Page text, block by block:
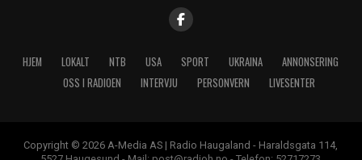
HJEM LOKALT NTB USA SPORT UKRAINA
ANNONSERING
OSS I RADIOEN
INTERVJU PERSONVERN LIVESENTER
Copyright © 2026 A-Media AS | Radio Haugaland - Haraldsgata 114,